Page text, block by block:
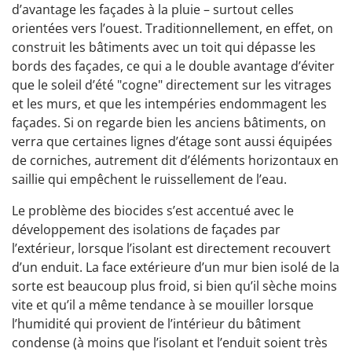
d’avantage les façades à la pluie – surtout celles
orientées vers l’ouest. Traditionnellement, en effet, on
construit les bâtiments avec un toit qui dépasse les
bords des façades, ce qui a le double avantage d’éviter
que le soleil d’été "cogne" directement sur les vitrages
et les murs, et que les intempéries endommagent les
façades. Si on regarde bien les anciens bâtiments, on
verra que certaines lignes d’étage sont aussi équipées
de corniches, autrement dit d’éléments horizontaux en
saillie qui empêchent le ruissellement de l’eau.
Le problème des biocides s’est accentué avec le
développement des isolations de façades par
l’extérieur, lorsque l’isolant est directement recouvert
d’un enduit. La face extérieure d’un mur bien isolé de la
sorte est beaucoup plus froid, si bien qu’il sèche moins
vite et qu’il a même tendance à se mouiller lorsque
l’humidité qui provient de l’intérieur du bâtiment
condense (à moins que l’isolant et l’enduit soient très